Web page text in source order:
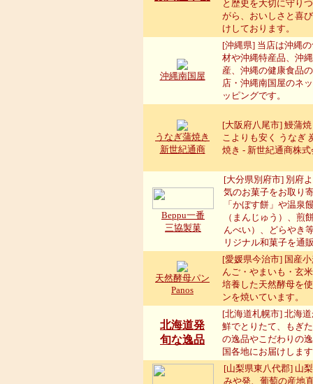
と歴史を大切に守り
がら、おいしさと喜
けしております。
沖縄南国屋
[沖縄県] 当店は沖縄
材や沖縄特産品、沖
産、沖縄の健康食品
店・沖縄南国屋のネ
ッピングです。
うなぎ蒲焼き
新世紀通商
[大阪府八尾市] 鰻蒲
こよりも安く うなぎ
焼き - 新世紀通商株式
Beppu一番
三協製菓
[大分県別府市] 別府
気のお菓子をお取り
「かぼす餅」や温泉
（まんじゅう）、煎
んべい）、どらやき
リジナル和菓子を通
天然酵母パン
Panos
[愛媛県今治市] 国産
んご・やまいも・玄
培養した天然酵母を
ンを焼いています。
北海道発
旬な逸品
[北海道札幌市] 北海
鮮でとりたて、もぎ
の逸品やこだわりの
国各地にお届けしま
[山梨県東八代郡] 山
みや発、葡萄の産地